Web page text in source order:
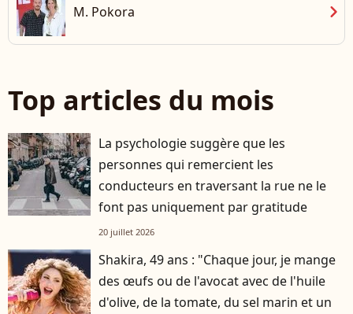
M. Pokora chevron_right
Top articles du mois
La psychologie suggère que les
personnes qui remercient les
conducteurs en traversant la rue ne le
font pas uniquement par gratitude
20 juillet 2026
Shakira, 49 ans : "Chaque jour, je mange
des œufs ou de l'avocat avec de l'huile
d'olive, de la tomate, du sel marin et un